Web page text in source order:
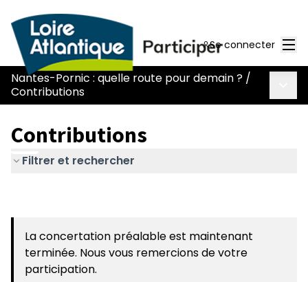
Se connecter
Nantes-Pornic : quelle route pour demain ? /
Contributions
Contributions
Filtrer et rechercher
La concertation préalable est maintenant
terminée. Nous vous remercions de votre
participation.